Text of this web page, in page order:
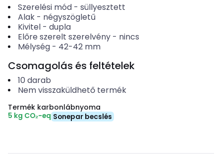
Szerelési mód- süllyesztett
Alak- négyszögletű
Kivitel- dupla
Előre szerelt szerelvény- nincs
Mélység- 42-42 mm
Csomagolás és feltételek
10 darab
Nem visszaküldhető termék
Termék karbonlábnyoma
5 kg CO₂-eq Sonepar becslés